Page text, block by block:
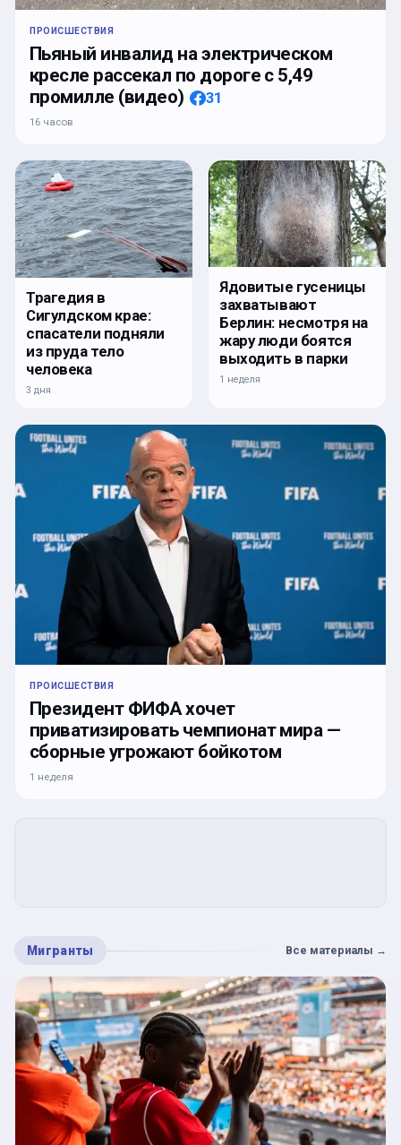
ПРОИСШЕСТВИЯ
Пьяный инвалид на электрическом
кресле рассекал по дороге с 5,49
промилле (видео)
31
16 часов
Трагедия в
Сигулдском крае:
спасатели подняли
из пруда тело
человека
3 дня
Ядовитые гусеницы
захватывают
Берлин: несмотря на
жару люди боятся
выходить в парки
1 неделя
ПРОИСШЕСТВИЯ
Президент ФИФА хочет
приватизировать чемпионат мира —
сборные угрожают бойкотом
1 неделя
Мигранты Все материалы →